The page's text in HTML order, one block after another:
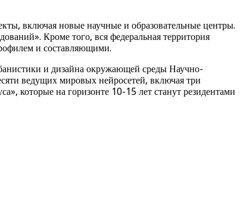
включая новые научные и образовательные центры.
Кроме того, вся федеральная территория
и составляющими.
и дизайна окружающей среды Научно-
ведущих мировых нейросетей, включая три
которые на горизонте 10-15 лет станут резидентами